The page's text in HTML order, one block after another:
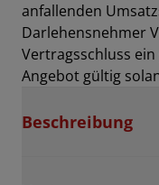
anfallenden
Darlehensnehmer
Vertragsschluss
Angebot gültig
Beschreibung